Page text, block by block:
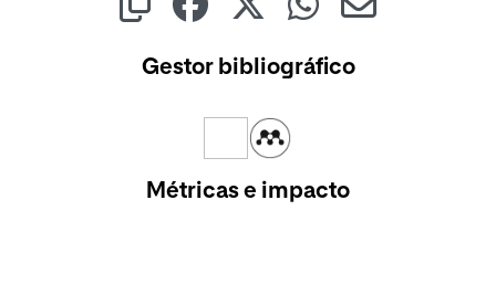
Gestor bibliográfico
Métricas e impacto